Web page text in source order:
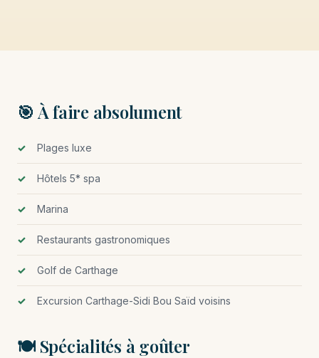
🎯 À faire absolument
Plages luxe
Hôtels 5* spa
Marina
Restaurants gastronomiques
Golf de Carthage
Excursion Carthage-Sidi Bou Saïd voisins
🍽️ Spécialités à goûter